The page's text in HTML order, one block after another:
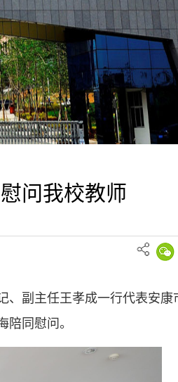
问我校教师
副主任王孝成一行代表安康
同慰问。